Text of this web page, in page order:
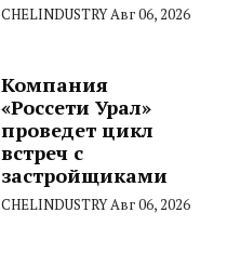
CHELINDUSTRYАвг 06, 2026
Компания
«Россети Урал»
проведет цикл
встреч с
застройщиками
CHELINDUSTRYАвг 06, 2026